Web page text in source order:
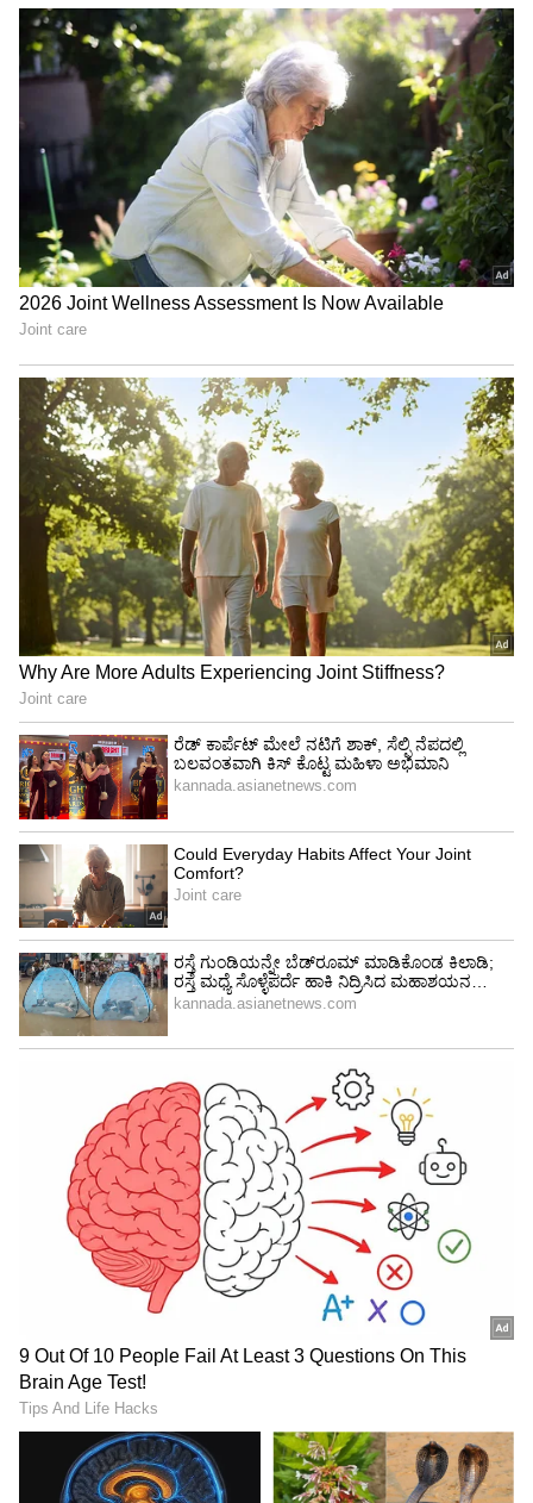
ವಯಸ್ಸಾದಂತೆ ಒಂಟಿತನ ಅನುಭವಿಸುವ ಸಾಧ್ಯತೆ
ಹೆಚ್ಚಿರಬಹುದು.
ಅನಾರೋಗ್ಯ ಅಥವಾ ತುರ್ತು ಸಂದರ್ಭಗಳಲ್ಲಿ ಹತ್ತಿರದ
ಸಂಗಾತಿಯ ಬೆಂಬಲ ಇರದೇ ಇರಬಹುದು.
ಮಕ್ಕಳನ್ನು ಹೊಂದಬೇಕೆಂಬ ಆಸೆ ಇದ್ದರೆ ಅದು ನೆರವೇರದೇ
ಇರಬಹುದು (ಬೇರೆ ಮಾರ್ಗಗಳನ್ನು ಆಯ್ಕೆ ಮಾಡದಿದ್ದರೆ).
ಕೆಲವು ಸಮಾಜಗಳಲ್ಲಿ ಮದುವೆಯಾಗದವರ ಬಗ್ಗೆ ಪ್ರಶ್ನೆಗಳು
ಅಥವಾ ಸಾಮಾಜಿಕ ಒತ್ತಡ ಇರಬಹುದು.
ಮದುವೆಯಿಂದ ಇಂತಿಷ್ಟೇ ಅನುಕೂಲಗಳು ಅಥವಾ
ಅನಾನುಕೂಲಗಳು ಆಗುತ್ತವೆ ಎನ್ನುವುದು ನಿರ್ಧಿಷ್ಟವಾದ
ಅಂಕಿಅಂಶಗಳೇನೂ ಅಲ್ಲ. ಆದರೆ, ಇದು ಸೋಷಿಯಲ್
ಮೀಡಿಯಾದ ಒಂದು ರೀಲ್ಸ್‌ನಲ್ಲಿ ಹರಿದಾಡುತ್ತಿರುವ ಇಂದು
ಕಾರ್ಡ್ನಲ್ಲಿರುವ ಬರಹ. ಸೋಷಿಯಲ್ ಮೀಡಿಯಾ ಇಂದಿನ
ಕಾಲದಲ್ಲಿ ಜನರ ಜೀವನದಲ್ಲಿ ಬಹುಮುಖ್ಯ ಪಾತ್ರ
ವಹಿಸುತ್ತಿರುವ ಕಾರಣಕ್ಕೆ, ಇದನ್ನು ಇಲ್ಲಿ ಈ ಮೂಲಕ ಶೇರ್
ಮಾಡಲಾಗಿದೆ.
ನಿಮಗೆ ಮದುವೆ ಆಗಿದ್ದರೂ, ಆಗದಿದ್ದರೂ ಅಥವಾ ಆಗುವ
ಕನಸಿದ್ದರೂ ಮನಸಿದ್ದರೂ ಅದೇನೇ ಇದ್ದರೂ ಈ
ಬರಹವನ್ನೊಮ್ಮೆ ನೋಡಿ.. ಇದು ಒಬ್ಬರ ಅಥವಾ ಹಲವರ
ಅನಿಸಿಕೆ ಆಗಿರಬಹುದು. ನಿಮಗೆ ಈ ಅಭಿಪ್ರಾಯ ಒಪ್ಪಿಗೆ
ಆಗಬಹುದು ಅಥವಾ ಆಗದಿರಬಹುದು. ಅದರಲ್ಲೇನು
ಸಮಸ್ಯೆ? ಇರಲಿ, 'ಲೋಕೋ ಭಿನ್ನ ರುಚಿಃ' ಎಂದು ಲೈಫಲ್ಲಿ
ಮುಂದೆ ಮುಂದೆ ನಡೆದರಾಯ್ತು.. ಏನಂತೀರಾ?